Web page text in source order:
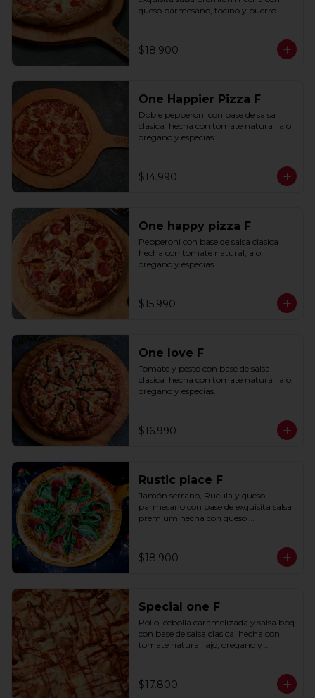
queso parmesano, tocino y puerro.
$18.900
One Happier Pizza F
Doble pepperoni con base de salsa
clasica  hecha con tomate natural, ajo,
oregano y especias.
$14.990
One happy pizza F
Pepperoni con base de salsa clasica
hecha con tomate natural, ajo,
oregano y especias.
$15.990
One love F
Tomate y pesto con base de salsa
clasica  hecha con tomate natural, ajo,
oregano y especias.
$16.990
Rustic place F
Jamón serrano, Rucula y queso
parmesano con base de exquisita salsa
premium hecha con queso
$18.900
Special one F
Pollo, cebolla caramelizada y salsa bbq
con base de salsa clasica  hecha con
tomate natural, ajo, oregano y
$17.800